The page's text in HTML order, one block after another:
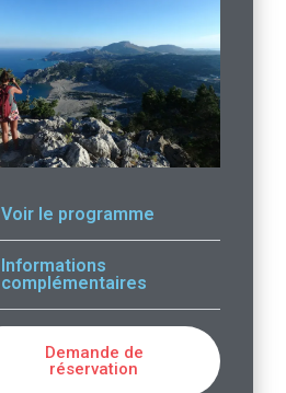
Voir le programme
Informations
complémentaires
Demande de
réservation